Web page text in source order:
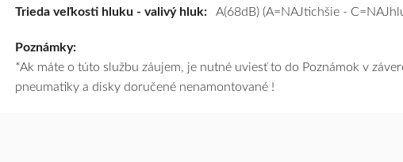
cenu
tomu
vám
Trieda veľkosti hluku - valivý hluk: A(68dB) (A=NAJtichšie -
Poznámky:
*Ak máte o túto službu záujem, je nutné uviesť to do Poznámok v
pneumatiky a disky doručené nenamontované !